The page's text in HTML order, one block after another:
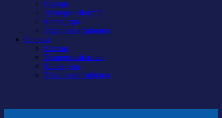
Состав
Тренерский штаб
Календарь
Турнирная таблица
Бирюса
Состав
Тренерский штаб
Календарь
Турнирная таблица